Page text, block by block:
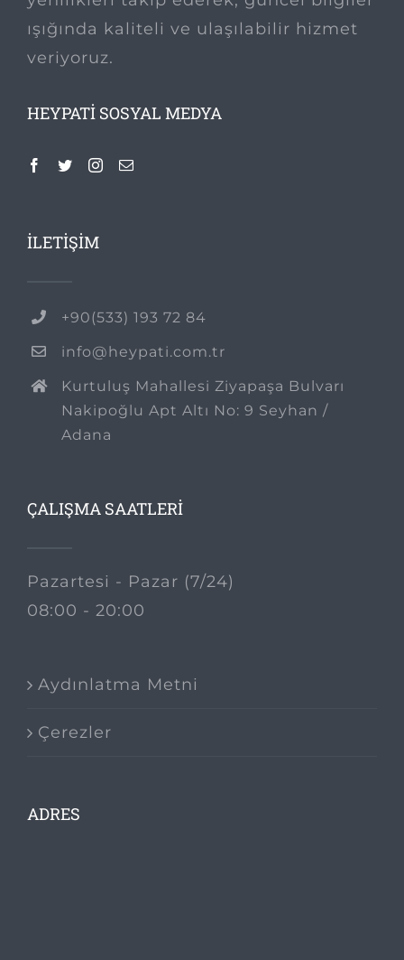
ışığında kaliteli ve ulaşılabilir hizmet
veriyoruz.
HEYPATI SOSYAL MEDYA
İLETİŞİM
+90(533) 193 72 84
info@heypati.com.tr
Kurtuluş Mahallesi Ziyapaşa Bulvarı
Nakipoğlu Apt Altı No: 9 Seyhan /
Adana
ÇALIŞMA SAATLERİ
Pazartesi - Pazar (7/24)
08:00 - 20:00
Aydınlatma Metni
Çerezler
ADRES